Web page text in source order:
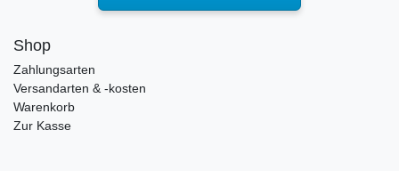
Shop
Zahlungsarten
Versandarten & -kosten
Warenkorb
Zur Kasse